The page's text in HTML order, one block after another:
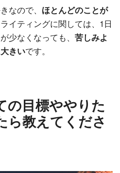
なので、 ほとんどのことが
イティングに関しては、1日
少なくなっても、 苦しみよ
きいです。
の目標ややりた
ら教えてくださ